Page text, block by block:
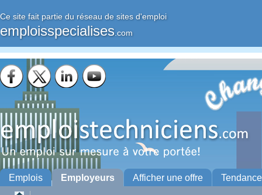
Ce site fait partie du réseau de sites d'emploi
emploisspecialises .com
Emplois Employeurs Afficher une offre